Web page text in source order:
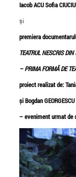
Iacob ACU Sofia
și
premiera
TEATRUL NESCRIS DIN
– PRIMA FORMĂ DE
proiect realizat de:
și Bogdan
– eveniment urmat